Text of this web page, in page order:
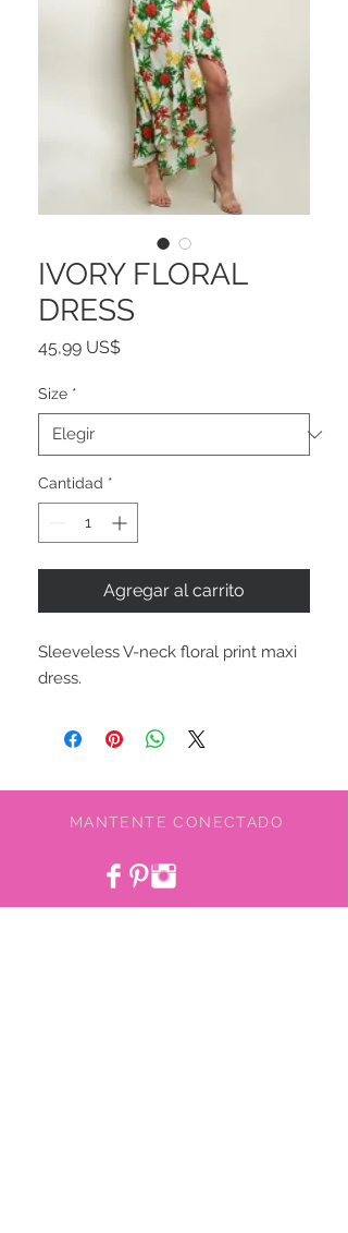
IVORY FLORAL
DRESS
45,99 US$Precio
Size *
Cantidad *
Agregar al carrito
Sleeveless V-neck floral print maxi
dress.
MANTENTE CONECTADO